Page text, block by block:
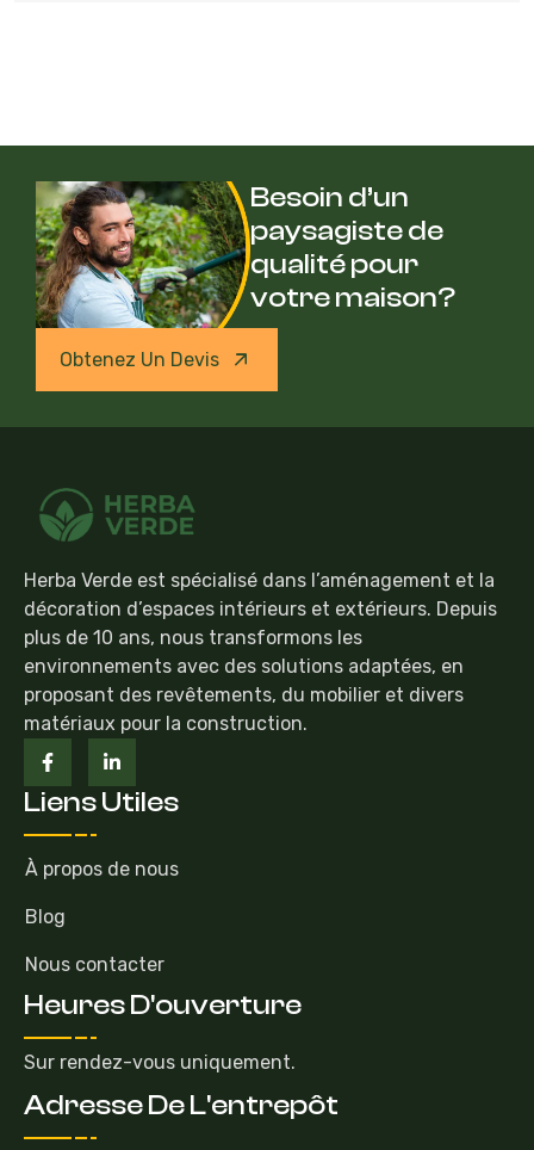
Besoin d’un
paysagiste de
qualité pour
votre maison?
Obtenez Un Devis
Herba Verde est spécialisé dans l’aménagement et la
décoration d’espaces intérieurs et extérieurs. Depuis
plus de 10 ans, nous transformons les
environnements avec des solutions adaptées, en
proposant des revêtements, du mobilier et divers
matériaux pour la construction.
Liens Utiles
À propos de nous
Blog
Nous contacter
Heures D'ouverture
Sur rendez-vous uniquement.
Adresse De L'entrepôt